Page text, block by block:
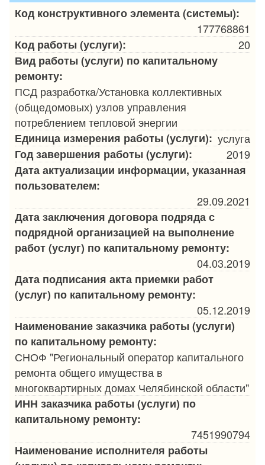
Код конструктивного элемента (системы):
177768861
Код работы (услуги):
20
Вид работы (услуги) по капитальному
ремонту:
ПСД разработка/Установка коллективных
(общедомовых) узлов управления
потреблением тепловой энергии
Единица измерения работы (услуги): услуга
Год завершения работы (услуги):
2019
Дата актуализации информации, указанная
пользователем:
29.09.2021
Дата заключения договора подряда с
подрядной организацией на выполнение
работ (услуг) по капитальному ремонту:
04.03.2019
Дата подписания акта приемки работ
(услуг) по капитальному ремонту:
05.12.2019
Наименование заказчика работы (услуги)
по капитальному ремонту:
СНОФ "Региональный оператор капитального
ремонта общего имущества в
многоквартирных домах Челябинской области"
ИНН заказчика работы (услуги) по
капитальному ремонту:
7451990794
Наименование исполнителя работы